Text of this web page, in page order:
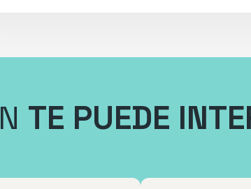
TE PUEDE